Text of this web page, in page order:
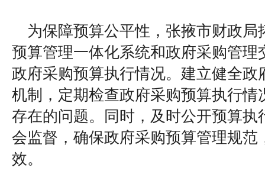
为保障预算公平性，张掖市财政局
预算管理一体化系统和政府采购管理
政府采购预算执行情况。建立健全政
机制，定期检查政府采购预算执行情
存在的问题。同时，及时公开预算执
会监督，确保政府采购预算管理规范
效。